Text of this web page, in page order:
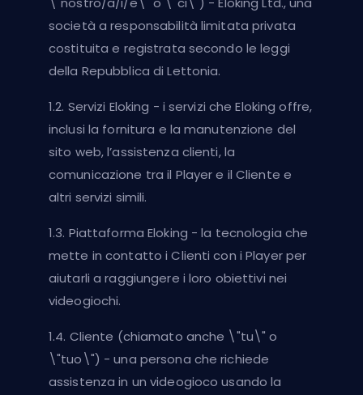
società a responsabilità limitata privata
costituita e registrata secondo le leggi
della Repubblica di Lettonia.
1.2. Servizi Eloking - i servizi che Eloking offre,
inclusi la fornitura e la manutenzione del
sito web, l’assistenza clienti, la
comunicazione tra il Player e il Cliente e
altri servizi simili.
1.3. Piattaforma Eloking - la tecnologia che
mette in contatto i Clienti con i Player per
aiutarli a raggiungere i loro obiettivi nei
videogiochi.
1.4. Cliente (chiamato anche \"tu\" o
\"tuo\") - una persona che richiede
assistenza in un videogioco usando la